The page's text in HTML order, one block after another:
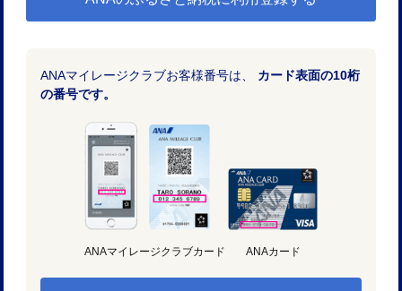
ANAマイレージクラブお客様番号は、 カード表面の10桁
の番号です。
ANAマイレージクラブカード ANAカード